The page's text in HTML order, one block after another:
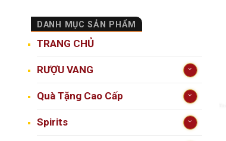
DANH MỤC SẢN PHẨM
TRANG CHỦ
RƯỢU VANG
Quà Tặng Cao Cấp
Spirits